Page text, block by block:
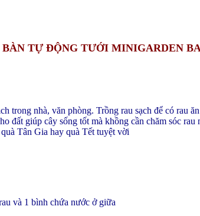
TỰ ĐỘNG TƯỚI MINIGARDEN
nhà, văn phòng. Trồng rau sạch để có rau
đất giúp cây sống tốt mà khồng cần chăm sóc
Tân Gia hay quà Tết tuyệt vời
và 1 bình chứa nước ở giữa